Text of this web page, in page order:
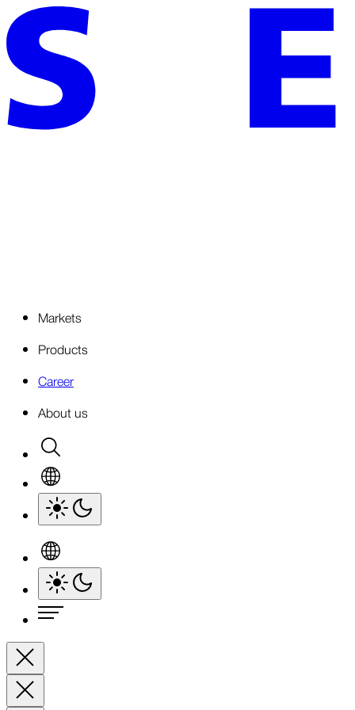
Markets
Products
Career
About us